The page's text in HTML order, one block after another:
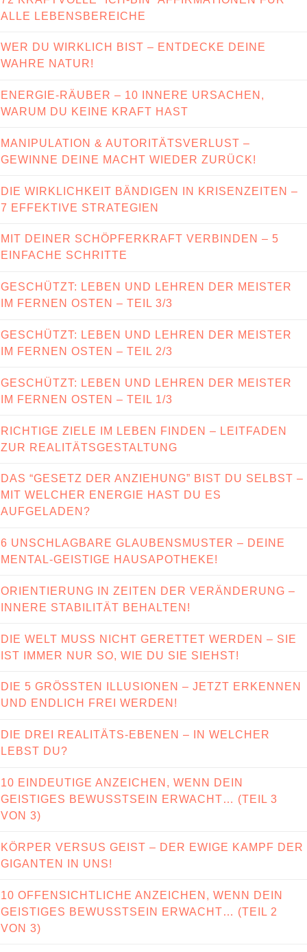
ALLE LEBENSBEREICHE
WER DU WIRKLICH BIST – ENTDECKE DEINE
WAHRE NATUR!
ENERGIE-RÄUBER – 10 INNERE URSACHEN,
WARUM DU KEINE KRAFT HAST
MANIPULATION & AUTORITÄTSVERLUST –
GEWINNE DEINE MACHT WIEDER ZURÜCK!
DIE WIRKLICHKEIT BÄNDIGEN IN KRISENZEITEN –
7 EFFEKTIVE STRATEGIEN
MIT DEINER SCHÖPFERKRAFT VERBINDEN – 5
EINFACHE SCHRITTE
GESCHÜTZT: LEBEN UND LEHREN DER MEISTER
IM FERNEN OSTEN – TEIL 3/3
GESCHÜTZT: LEBEN UND LEHREN DER MEISTER
IM FERNEN OSTEN – TEIL 2/3
GESCHÜTZT: LEBEN UND LEHREN DER MEISTER
IM FERNEN OSTEN – TEIL 1/3
RICHTIGE ZIELE IM LEBEN FINDEN – LEITFADEN
ZUR REALITÄTSGESTALTUNG
DAS “GESETZ DER ANZIEHUNG” BIST DU SELBST –
MIT WELCHER ENERGIE HAST DU ES
AUFGELADEN?
6 UNSCHLAGBARE GLAUBENSMUSTER – DEINE
MENTAL-GEISTIGE HAUSAPOTHEKE!
ORIENTIERUNG IN ZEITEN DER VERÄNDERUNG –
INNERE STABILITÄT BEHALTEN!
DIE WELT MUSS NICHT GERETTET WERDEN – SIE
IST IMMER NUR SO, WIE DU SIE SIEHST!
DIE 5 GRÖSSTEN ILLUSIONEN – JETZT ERKENNEN
UND ENDLICH FREI WERDEN!
DIE DREI REALITÄTS-EBENEN – IN WELCHER
LEBST DU?
10 EINDEUTIGE ANZEICHEN, WENN DEIN
GEISTIGES BEWUSSTSEIN ERWACHT… (TEIL 3
VON 3)
KÖRPER VERSUS GEIST – DER EWIGE KAMPF DER
GIGANTEN IN UNS!
10 OFFENSICHTLICHE ANZEICHEN, WENN DEIN
GEISTIGES BEWUSSTSEIN ERWACHT… (TEIL 2
VON 3)